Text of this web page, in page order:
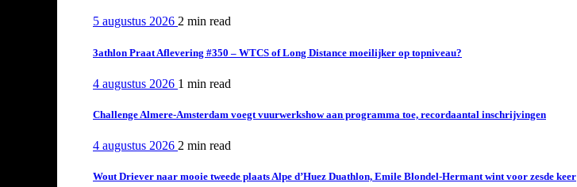
5 augustus 2026 2 min read
3athlon Praat Aflevering #350 – WTCS of Long Distance moeilijker op topniveau?
4 augustus 2026 1 min read
Challenge Almere-Amsterdam voegt vuurwerkshow aan programma toe, recordaantal inschrijvingen
4 augustus 2026 2 min read
Wout Driever naar mooie tweede plaats Alpe d’Huez Duathlon, Emile Blondel-Hermant wint voor zesde keer